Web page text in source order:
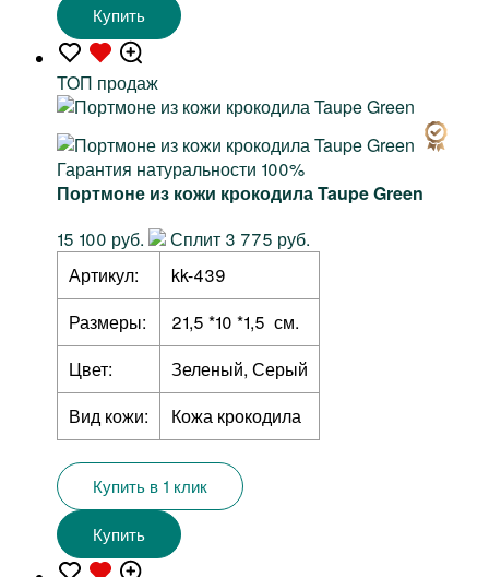
Купить
TOП продаж
Гарантия натуральности 100%
Портмоне из кожи крокодила Taupe Green
15 100 руб.
Сплит 3 775 руб.
Артикул:
kk-439
Размеры:
21,5 *10 *1,5 см.
Цвет:
Зеленый, Серый
Вид кожи:
Кожа крокодила
Купить в 1 клик
Купить